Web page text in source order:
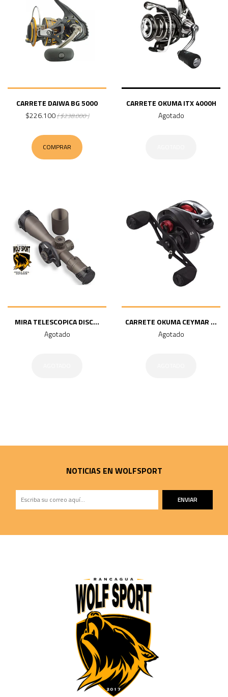
CARRETE DAIWA BG 5000
$226.100( $238.000 )
COMPRAR
CARRETE OKUMA ITX 4000H
Agotado
MIRA TELESCOPICA DISC...
Agotado
CARRETE OKUMA CEYMAR ...
Agotado
NOTICIAS EN WOLFSPORT
ENVIAR